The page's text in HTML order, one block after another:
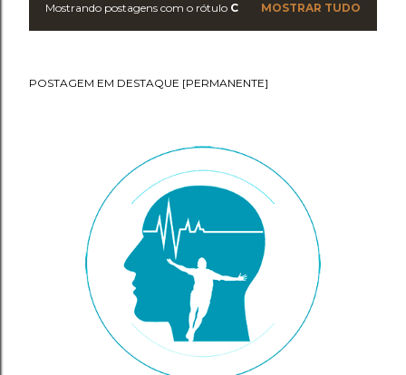
P
s
Mostrando postagens com o rótulo C MOSTRAR TUDO
POSTAGEM EM DESTAQUE [PERMANENTE]